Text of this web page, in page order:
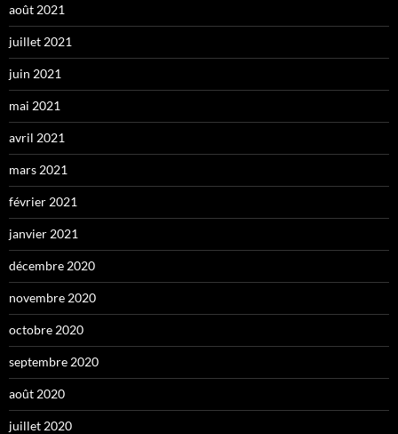
août 2021
juillet 2021
juin 2021
mai 2021
avril 2021
mars 2021
février 2021
janvier 2021
décembre 2020
novembre 2020
octobre 2020
septembre 2020
août 2020
juillet 2020